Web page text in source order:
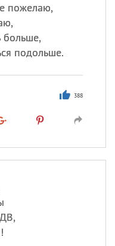
пожелаю,
больше,
подольше.
388